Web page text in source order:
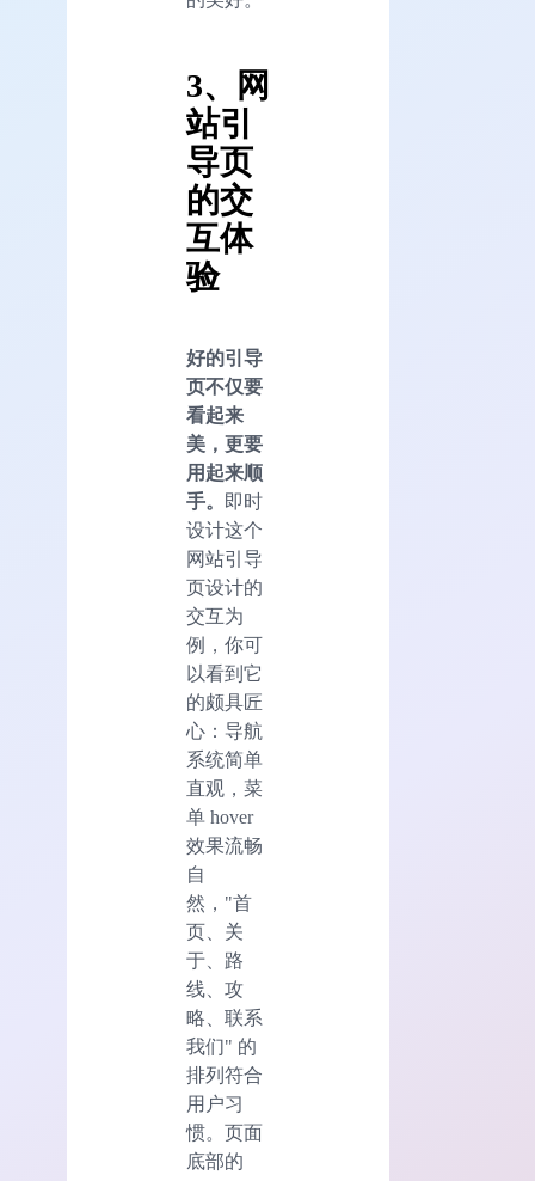
3、网
站引
导页
的交
互体
验
好的引导
页不仅要
看起来
美，更要
用起来顺
手。
即时
设计这个
网站引导
页设计的
交互为
例，你可
以看到它
的颇具匠
心：导航
系统简单
直观，菜
单 hover
效果流畅
自
然，"首
页、关
于、路
线、攻
略、联系
我们" 的
排列符合
用户习
惯。页面
底部的